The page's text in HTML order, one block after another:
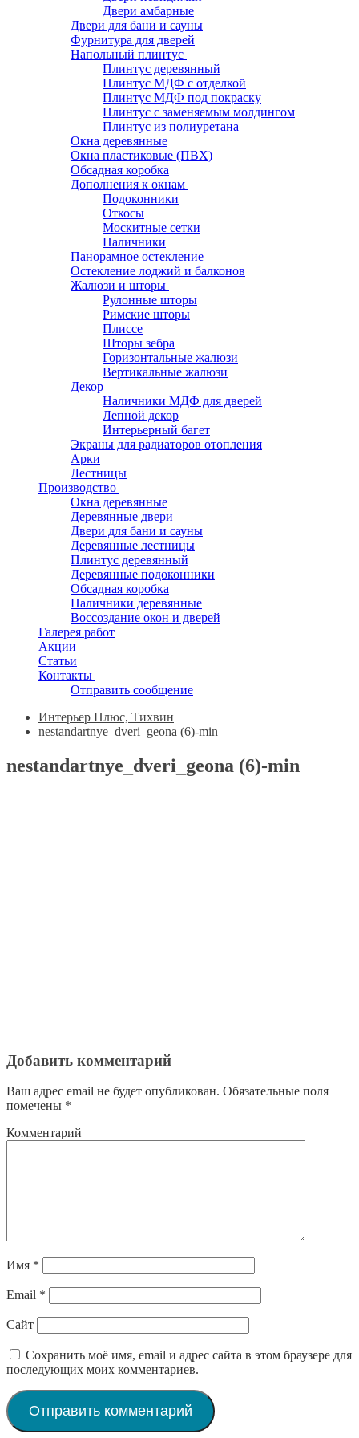
Двери амбарные
Двери для бани и сауны
Фурнитура для дверей
Напольный плинтус
Плинтус деревянный
Плинтус МДФ с отделкой
Плинтус МДФ под покраску
Плинтус с заменяемым молдингом
Плинтус из полиуретана
Окна деревянные
Окна пластиковые (ПВХ)
Обсадная коробка
Дополнения к окнам
Подоконники
Откосы
Москитные сетки
Наличники
Панорамное остекление
Остекление лоджий и балконов
Жалюзи и шторы
Рулонные шторы
Римские шторы
Плиссе
Шторы зебра
Горизонтальные жалюзи
Вертикальные жалюзи
Декор
Наличники МДФ для дверей
Лепной декор
Интерьерный багет
Экраны для радиаторов отопления
Арки
Лестницы
Производство
Окна деревянные
Деревянные двери
Двери для бани и сауны
Деревянные лестницы
Плинтус деревянный
Деревянные подоконники
Обсадная коробка
Наличники деревянные
Воссоздание окон и дверей
Галерея работ
Акции
Статьи
Контакты
Отправить сообщение
Интерьер Плюс, Тихвин
nestandartnye_dveri_geona (6)-min
nestandartnye_dveri_geona (6)-min
Добавить комментарий
Ваш адрес email не будет опубликован. Обязательные поля
помечены *
Комментарий
Имя *
Email *
Сайт
Сохранить моё имя, email и адрес сайта в этом браузере для
последующих моих комментариев.